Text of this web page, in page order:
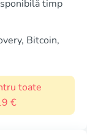
timp
Bitcoin,
toate
€